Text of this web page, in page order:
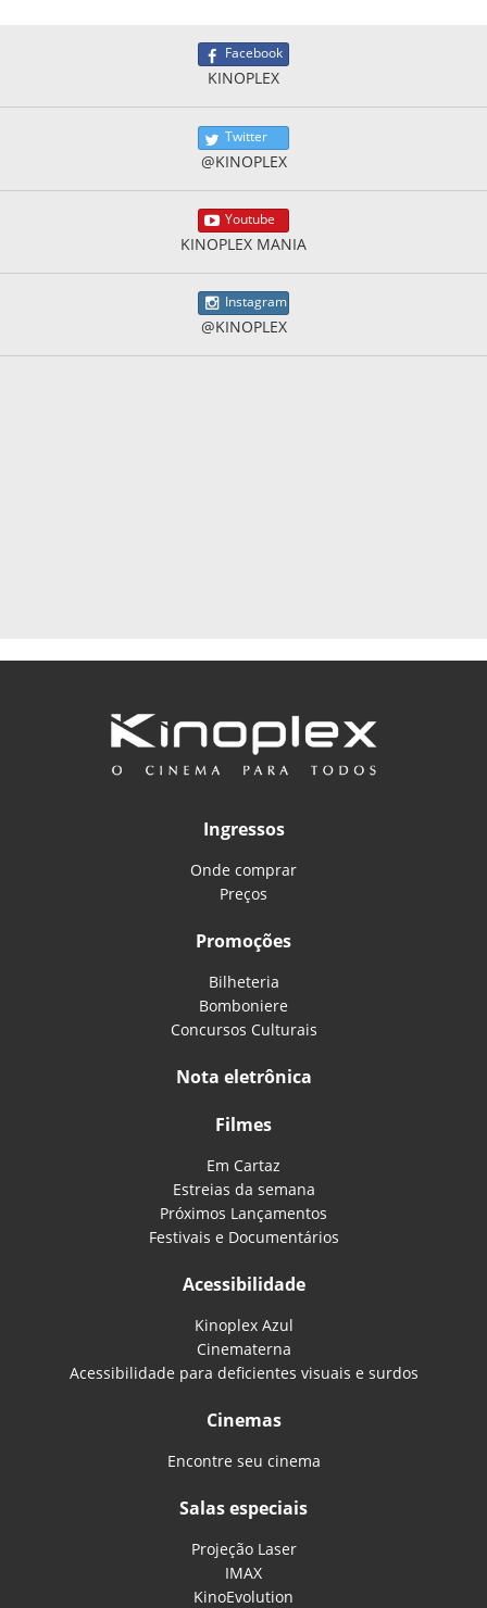
Facebook
KINOPLEX
Twitter
@KINOPLEX
Youtube
KINOPLEX MANIA
Instagram
@KINOPLEX
Ingressos
Onde comprar
Preços
Promoções
Bilheteria
Bomboniere
Concursos Culturais
Nota eletrônica
Filmes
Em Cartaz
Estreias da semana
Próximos Lançamentos
Festivais e Documentários
Acessibilidade
Kinoplex Azul
Cinematerna
Acessibilidade para deficientes visuais e surdos
Cinemas
Encontre seu cinema
Salas especiais
Projeção Laser
IMAX
KinoEvolution